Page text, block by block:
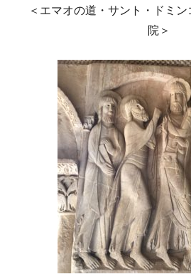
＜エマオの道・サント・ドミ
院＞